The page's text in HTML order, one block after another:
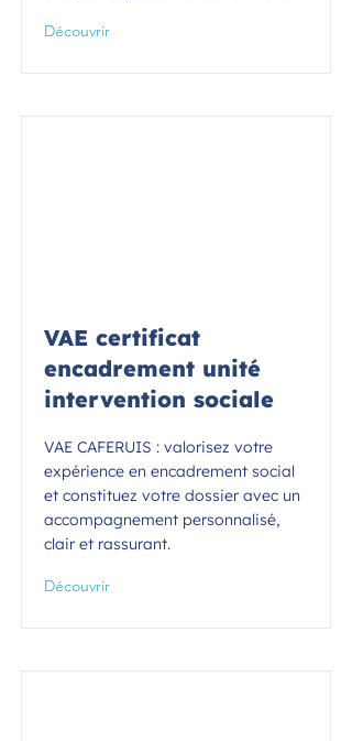
Découvrir
VAE certificat
encadrement unité
intervention sociale
VAE CAFERUIS : valorisez votre
expérience en encadrement social
et constituez votre dossier avec un
accompagnement personnalisé,
clair et rassurant.
Découvrir